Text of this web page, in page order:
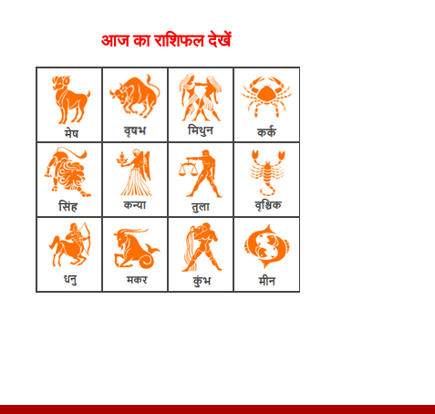
आज का राशिफल देखें